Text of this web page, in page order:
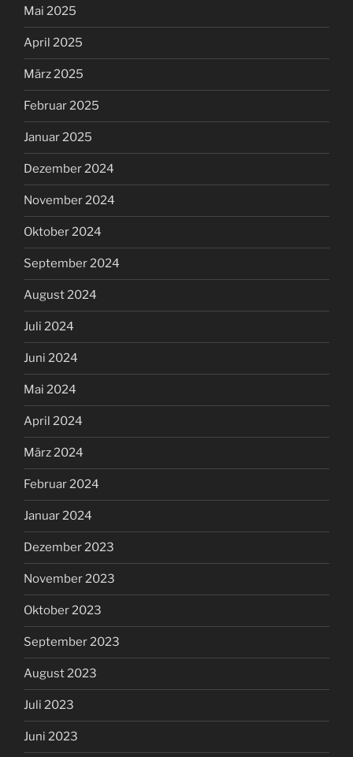
Mai 2025
April 2025
März 2025
Februar 2025
Januar 2025
Dezember 2024
November 2024
Oktober 2024
September 2024
August 2024
Juli 2024
Juni 2024
Mai 2024
April 2024
März 2024
Februar 2024
Januar 2024
Dezember 2023
November 2023
Oktober 2023
September 2023
August 2023
Juli 2023
Juni 2023